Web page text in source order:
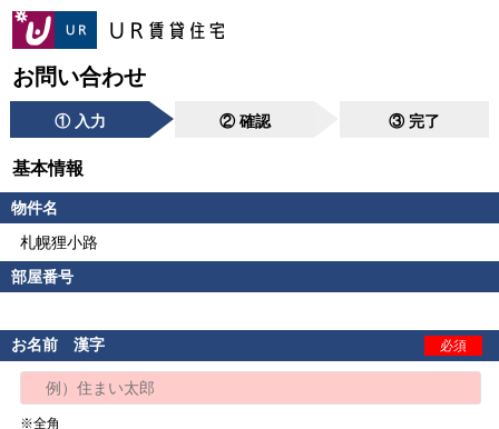
お問い合わせ
① 入力 ② 確認 ③ 完了
基本情報
物件名
札幌狸小路
部屋番号
お名前 漢字 必須
※全角